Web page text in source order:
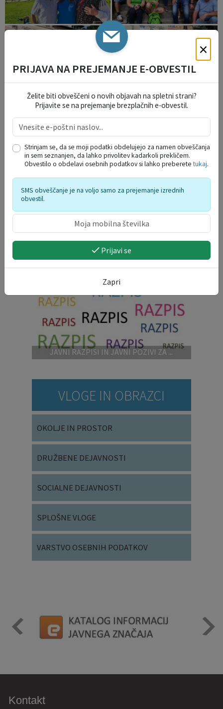
IZPOSTAVLJENO
JAVNI RAZPISI IN JAVNI POZIVI ZA ...
VLOGE IN OBRAZCI
OKOLJE IN PROSTOR
DRUŽBENE DEJAVNOSTI
SOCIALNE DEJAVNOSTI
SPLOŠNE VLOGE
VARSTVO OSEBNIH PODATKOV
Kontakt
×
PRIJAVA NA PREJEMANJE E-OBVESTIL
Želite biti obveščeni o novih objavah na spletni strani?
Prijavite se na prejemanje brezplačnih e-obvestil.
Strinjam se, da se moji podatki obdelujejo za namen obveščanja
in sem seznanjen, da lahko privolitev kadarkoli prekličem.
Obvestilo o obdelavi osebnih podatkov si lahko preberetetukaj.
SMS obveščanje je na voljo samo za prejemanje izrednih
obvestil.
Prijavi se
Zapri